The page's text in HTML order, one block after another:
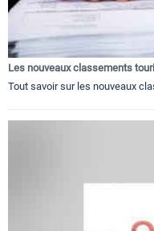
Les nouveaux classements
Tout savoir sur les nouveaux